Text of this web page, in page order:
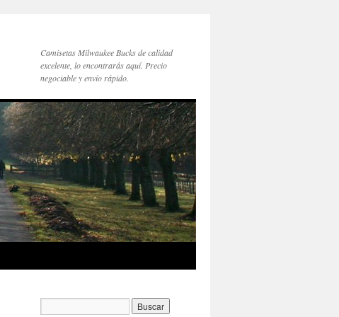
Camisetas Milwaukee Bucks de calidad
excelente, lo encontrarás aquí. Precio
negociable y envío rápido.